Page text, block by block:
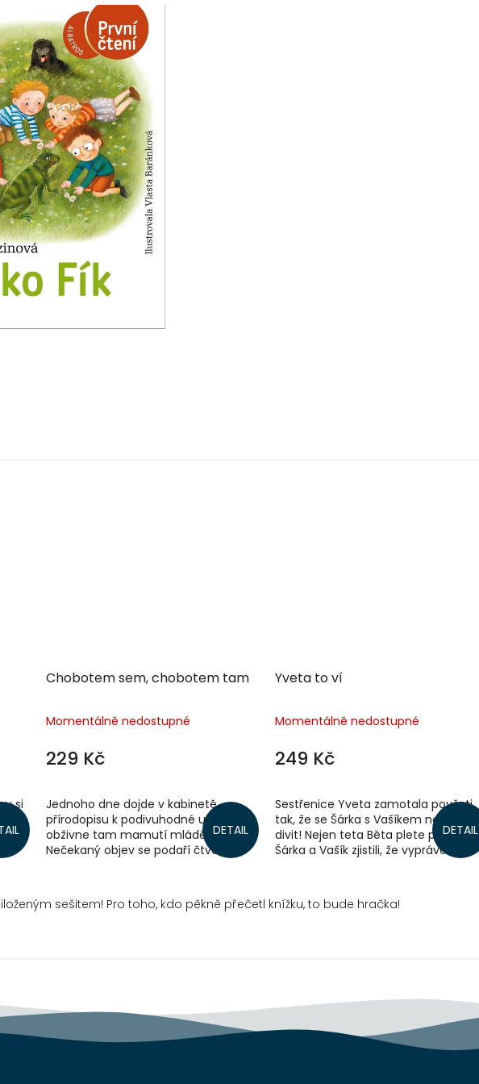
si
jak
Chobotem sem, chobotem tam
Momentálně nedostupné
229 Kč
DETAIL
Jednoho dne dojde v kabinetě
přírodopisu k podivuhodné události –
obživne tam mamutí mládě.
Nečekaný objev se podaří čtveřici
Yveta to ví
Momentálně nedostupné
249 Kč
DETAIL
Sestřenice Yveta zamotala pověsti
tak, že se Šárka s Vašíkem nestačí
divit! Nejen teta Běta plete pohádky.
Šárka a Vašík zjistili, že vyprávění
sešitem! Pro toho, kdo pěkně přečetl knížku, to bude hračka!